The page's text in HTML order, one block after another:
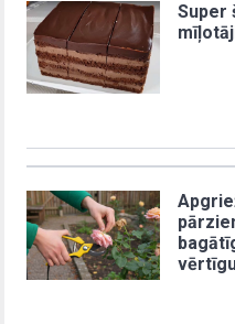
Super